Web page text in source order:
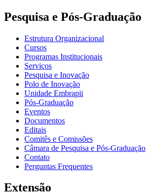
Pesquisa e Pós-Graduação
Estrutura Organizacional
Cursos
Programas Institucionais
Serviços
Pesquisa e Inovação
Polo de Inovação
Unidade Embrapii
Pós-Graduação
Eventos
Documentos
Editais
Comitês e Comissões
Câmara de Pesquisa e Pós-Graduação
Contato
Perguntas Frequentes
Extensão